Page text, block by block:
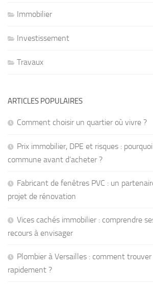
Immobilier
Investissement
Travaux
ARTICLES POPULAIRES
Comment choisir un quartier où vivre ?
Prix immobilier, DPE et risques :
commune avant d’acheter ?
Fabricant de fenêtres PVC : un
projet de rénovation
Vices cachés immobilier : comprendre
recours à envisager
Plombier à Versailles : comment
rapidement ?